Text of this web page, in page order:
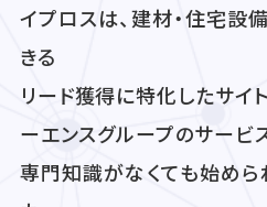
イプロスは、建材・住宅設
きる
リード獲得に特化したサイ
ーエンスグループのサービ
専門知識がなくても始めら